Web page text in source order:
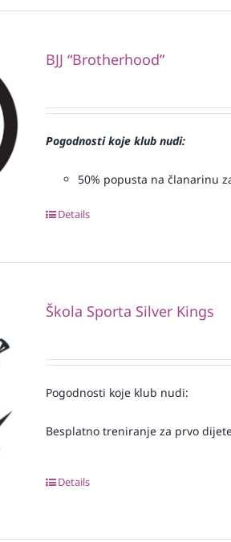
BJJ “Brotherhood”
Pogodnosti koje klub nudi:
50% popusta na članarinu
Details
Škola Sporta Silver Kings
Pogodnosti koje klub nudi:
Besplatno treniranje za prvo
Details